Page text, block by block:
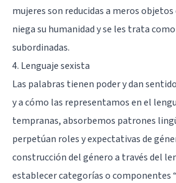
mujeres son reducidas a meros objetos
niega su humanidad y se les trata
subordinadas.
4. Lenguaje sexista
Las palabras tienen poder y dan
y a cómo las representamos en el
tempranas, absorbemos patrones
perpetúan roles y expectativas de
construcción del género a través del
establecer categorías o componentes